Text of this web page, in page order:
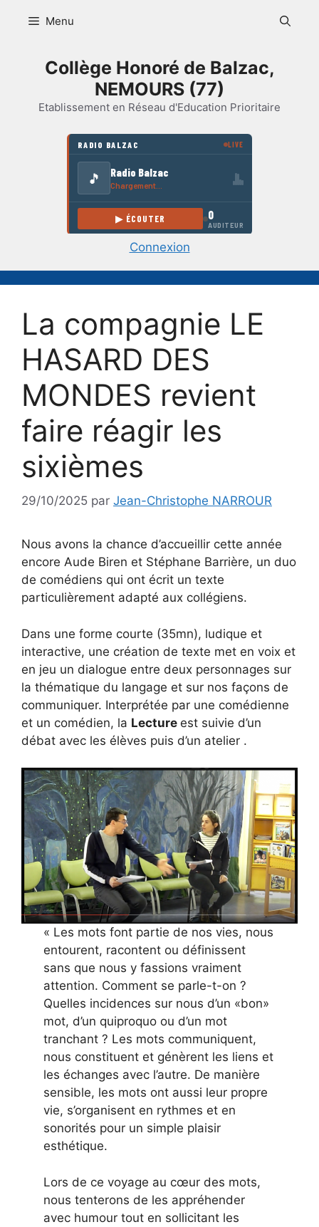
Menu
Collège Honoré de Balzac,
NEMOURS (77)
Etablissement en Réseau d'Education Prioritaire
Connexion
La compagnie LE
HASARD DES
MONDES revient
faire réagir les
sixièmes
29/10/2025 par Jean-Christophe NARROUR
Nous avons la chance d’accueillir cette année
encore Aude Biren et Stéphane Barrière, un duo
de comédiens qui ont écrit un texte
particulièrement adapté aux collégiens.
Dans une forme courte (35mn), ludique et
interactive, une création de texte met en voix et
en jeu un dialogue entre deux personnages sur
la thématique du langage et sur nos façons de
communiquer. Interprétée par une comédienne
et un comédien, la Lecture est suivie d’un
débat avec les élèves puis d’un atelier .
« Les mots font partie de nos vies, nous
entourent, racontent ou définissent
sans que nous y fassions vraiment
attention. Comment se parle-t-on ?
Quelles incidences sur nous d’un «bon»
mot, d’un quiproquo ou d’un mot
tranchant ? Les mots communiquent,
nous constituent et génèrent les liens et
les échanges avec l’autre. De manière
sensible, les mots ont aussi leur propre
vie, s’organisent en rythmes et en
sonorités pour un simple plaisir
esthétique.
Lors de ce voyage au cœur des mots,
nous tenterons de les appréhender
avec humour tout en sollicitant les